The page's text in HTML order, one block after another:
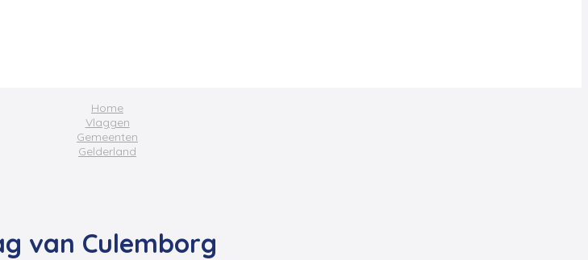
Home
Vlaggen
Gemeenten
Gelderland
van Culemborg